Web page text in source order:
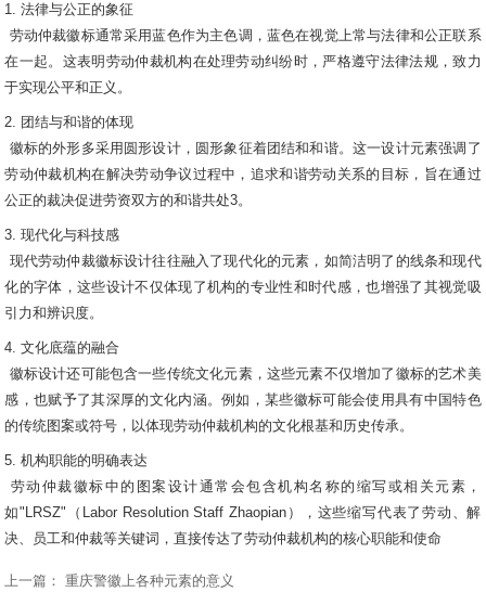
1. 法律与公正的象征
劳动仲裁徽标通常采用蓝色作为主色调，蓝色在视觉上常与法律和公正联系
在一起。这表明劳动仲裁机构在处理劳动纠纷时，严格遵守法律法规，致力
于实现公平和正义。
2. 团结与和谐的体现
徽标的外形多采用圆形设计，圆形象征着团结和和谐。这一设计元素强调了
劳动仲裁机构在解决劳动争议过程中，追求和谐劳动关系的目标，旨在通过
公正的裁决促进劳资双方的和谐共处3。
3. 现代化与科技感
现代劳动仲裁徽标设计往往融入了现代化的元素，如简洁明了的线条和现代
化的字体，这些设计不仅体现了机构的专业性和时代感，也增强了其视觉吸
引力和辨识度。
4. 文化底蕴的融合
徽标设计还可能包含一些传统文化元素，这些元素不仅增加了徽标的艺术美
感，也赋予了其深厚的文化内涵。例如，某些徽标可能会使用具有中国特色
的传统图案或符号，以体现劳动仲裁机构的文化根基和历史传承。
5. 机构职能的明确表达
劳动仲裁徽标中的图案设计通常会包含机构名称的缩写或相关元素，
如"LRSZ"（Labor Resolution Staff Zhaopian），这些缩写代表了劳动、解
决、员工和仲裁等关键词，直接传达了劳动仲裁机构的核心职能和使命
上一篇：重庆警徽上各种元素的意义